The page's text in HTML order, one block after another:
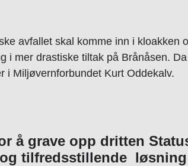
avfallet skal komme inn i kloakken
i mer drastiske tiltak på Brånåsen.
i Miljøvernforbundet Kurt Oddekalv.
å grave opp dritten
tilfredsstillende løsning